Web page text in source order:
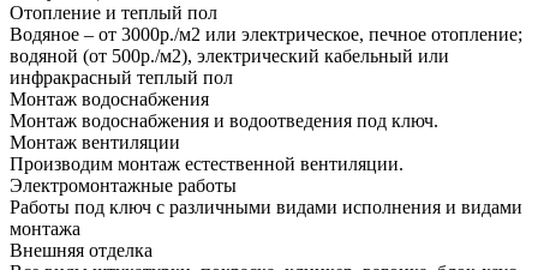
Отопление и теплый пол
Водяное – от 3000р./м2 или электрическое, печное отопление;
водяной (от 500р./м2), электрический кабельный или
инфракрасный теплый пол
Монтаж водоснабжения
Монтаж водоснабжения и водоотведения под ключ.
Монтаж вентиляции
Производим монтаж естественной вентиляции.
Электромонтажные работы
Работы под ключ с различными видами исполнения и видами
монтажа
Внешняя отделка